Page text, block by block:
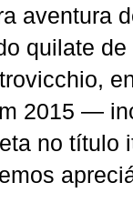
aventura
quilate
2015 —
no título